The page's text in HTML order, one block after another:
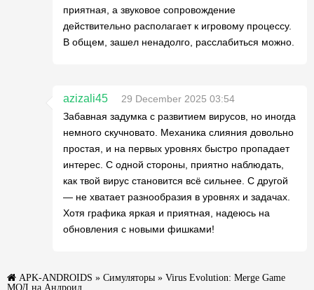
приятная, а звуковое сопровождение
действительно располагает к игровому процессу.
В общем, зашел ненадолго, расслабиться можно.
azizali45
29 December 2025 03:54
Забавная задумка с развитием вирусов, но иногда
немного скучновато. Механика слияния довольно
простая, и на первых уровнях быстро пропадает
интерес. С одной стороны, приятно наблюдать,
как твой вирус становится всё сильнее. С другой
— не хватает разнообразия в уровнях и задачах.
Хотя графика яркая и приятная, надеюсь на
обновления с новыми фишками!
APK-ANDROIDS » Симуляторы » Virus Evolution: Merge Game
МОД на Андроид